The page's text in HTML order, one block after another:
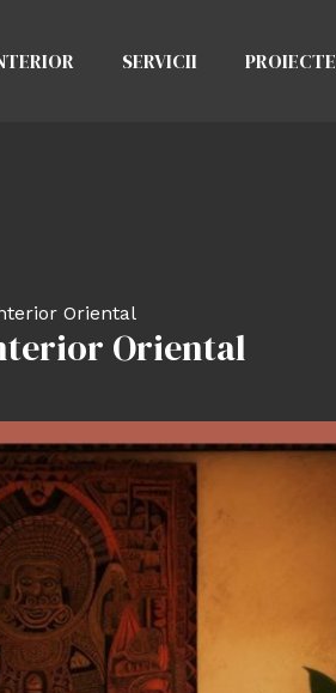
SERVICII PROIECTE
Oriental
Oriental